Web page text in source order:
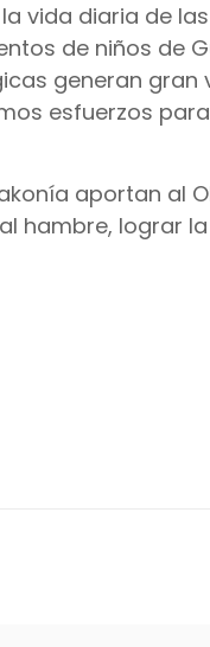
vida diaria de
de niños de
generan gran
esfuerzos
aportan al
hambre, lograr